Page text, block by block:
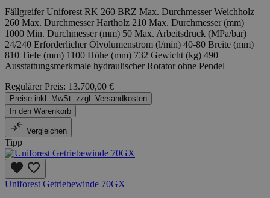
Fällgreifer Uniforest RK 260 BRZ Max. Durchmesser Weichholz
260 Max. Durchmesser Hartholz 210 Max. Durchmesser (mm)
1000 Min. Durchmesser (mm) 50 Max. Arbeitsdruck (MPa/bar)
24/240 Erforderlicher Ölvolumenstrom (l/min) 40-80 Breite (mm)
810 Tiefe (mm) 1100 Höhe (mm) 732 Gewicht (kg) 490
Ausstattungsmerkmale hydraulischer Rotator ohne Pendel
Regulärer Preis: 13.700,00 €
Preise inkl. MwSt. zzgl. Versandkosten
In den Warenkorb
Vergleichen
Tipp
Uniforest Getriebewinde 70GX